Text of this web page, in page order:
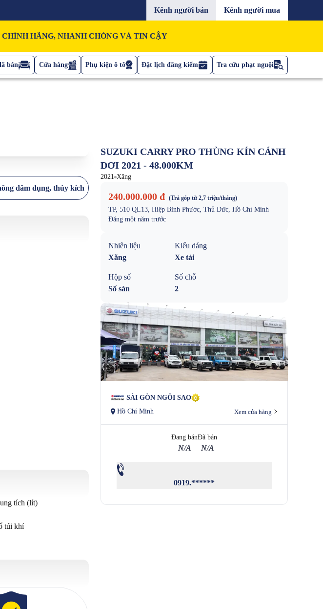
Kênh người bán Kênh người mua
HÃNG, NHANH CHÓNG VÀ TIN CẬY
bán Cửa hàng Phụ kiện ô tô Đặt lịch đăng kiểm Tra cứu phạt nguội
đâm đụng, thủy kích
tích (lít)
túi khí
SUZUKI CARRY PRO THÙNG KÍN CÁNH
DƠI 2021 - 48.000KM
2021 Xăng
240.000.000 đ (Trả góp từ2,7 triệu/tháng)
TP, 510 QL13, Hiệp Bình Phước, Thủ Đức, Hồ Chí Minh
Đăng một năm trước
Nhiên liệu
Xăng
Kiểu dáng
Xe tải
Hộp số
Số sàn
Số chỗ
2
SÀI GÒN NGÔI SAO
Hồ Chí Minh
Xem cửa hàng
Đang bán
N/A
Đã bán
N/A
0919.******